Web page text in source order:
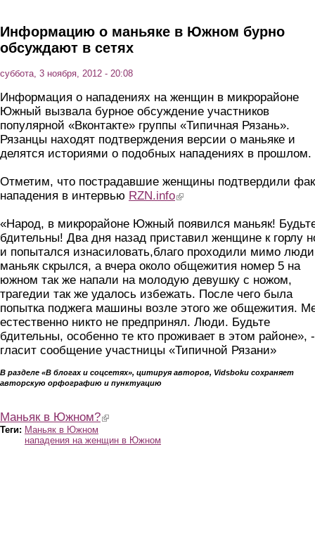
Информацию о маньяке в Южном бурно
обсуждают в сетях
суббота, 3 ноября, 2012 - 20:08
Информация о нападениях на женщин в микрорайоне
Южный вызвала бурное обсуждение участников
популярной «Вконтакте» группы «Типичная Рязань».
Рязанцы находят подтверждения версии о маньяке и
делятся историями о подобных нападениях в прошлом.
Отметим, что пострадавшие женщины подтвердили
нападения в интервью RZN.info(link is external)
«Народ, в микрорайоне Южный появился маньяк!
бдительны! Два дня назад приставил женщине к горлу
и попытался изнасиловать,благо проходили мимо
маньяк скрылся, а вчера около общежития номер 5 на
южном так же напали на молодую девушку с ножом,
трагедии так же удалось избежать. После чего была
попытка поджега машины возле этого же общежития.
естественно никто не предпринял. Люди. Будьте
бдительны, особенно те кто проживает в этом районе», -
гласит сообщение участницы «Типичной Рязани»
В разделе «В блогах и соцсетях», цитируя авторов, Vidsboku сохраняет
авторскую орфографию и пунктуацию
Маньяк в Южном?(link is external)
Теги: Маньяк в Южном
нападения на женщин в Южном